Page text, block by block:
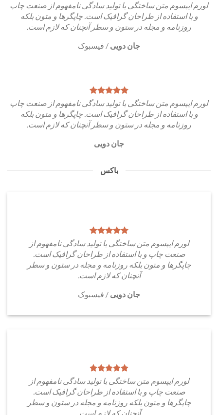
لورم ایپسوم متن ساختگی با تولید سادگی نامفهوم از صنعت چاپ
و با استفاده از طراحان گرافیک است. چاپگرها و متون بلکه
روزنامه و مجله در ستون و سطر آنچنان که لازم است.
جان دویی / فیسبوک
لورم ایپسوم متن ساختگی با تولید سادگی نامفهوم از صنعت چاپ
و با استفاده از طراحان گرافیک است. چاپگرها و متون بلکه
روزنامه و مجله در ستون و سطر آنچنان که لازم است.
جان دویی
باکس
لورم ایپسوم متن ساختگی با تولید سادگی نامفهوم از
صنعت چاپ و با استفاده از طراحان گرافیک است.
چاپگرها و متون بلکه روزنامه و مجله در ستون و سطر
آنچنان که لازم است.
جان دویی / فیسبوک
لورم ایپسوم متن ساختگی با تولید سادگی نامفهوم از
صنعت چاپ و با استفاده از طراحان گرافیک است.
چاپگرها و متون بلکه روزنامه و مجله در ستون و سطر
آنچنان که لازم است.